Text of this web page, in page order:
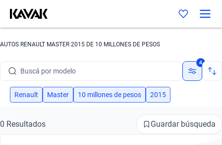
AUTOS RENAULT MASTER 2015 DE 10 MILLONES DE PESOS
Buscá por modelo
Buscá por versión
Buscá por marca
4
Renault Master 10 millones de pesos 2015
0 Resultados Guardar búsqueda